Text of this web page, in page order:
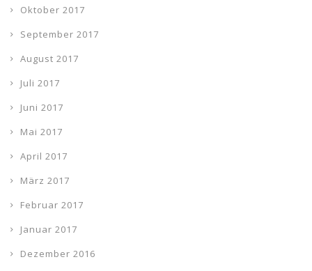
Oktober 2017
September 2017
August 2017
Juli 2017
Juni 2017
Mai 2017
April 2017
März 2017
Februar 2017
Januar 2017
Dezember 2016